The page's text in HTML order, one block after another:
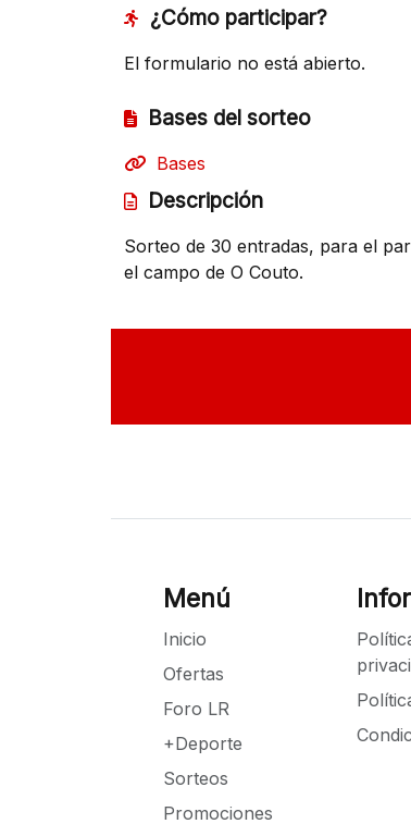
¿Cómo participar?
El formulario no está abierto.
Bases del sorteo
Bases
Descripción
Sorteo de 30 entradas, para el
el campo de O Couto.
Menú
Inicio
Ofertas
Foro LR
+Deporte
Sorteos
Promociones